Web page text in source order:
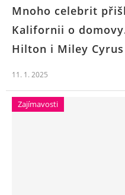
Mnoho celebrit
Kalifornii o
Hilton i Miley Cyrus
11. 1. 2025
Zajímavosti